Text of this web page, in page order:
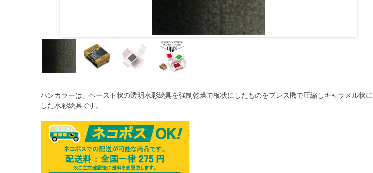
パンカラーは、ペースト状の透明水彩絵具を強制乾燥で板状にしたものをプレス機で圧縮しキャラメル状に
した水彩絵具です。